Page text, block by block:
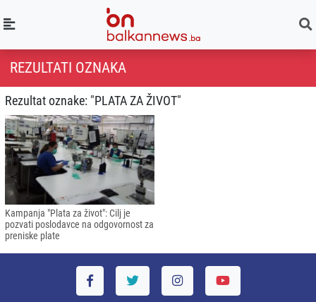
REZULTATI OZNAKA
Rezultat oznake: "PLATA ZA ŽIVOT"
Kampanja "Plata za život": Cilj je
pozvati poslodavce na odgovornost za
preniske plate